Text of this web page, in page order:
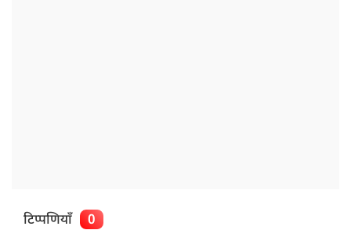
टिप्पणियाँ 0